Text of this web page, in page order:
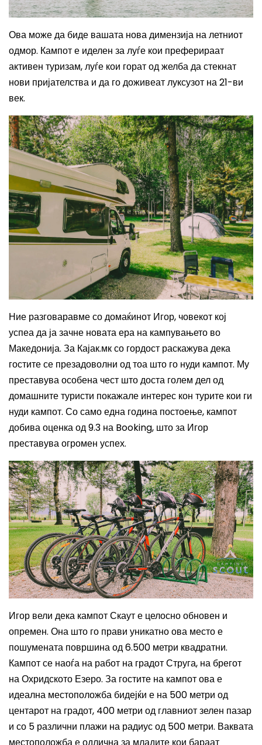
Ова може да биде вашата нова димензија на летниот
одмор. Кампот е иделен за луѓе кои преферираат
активен туризам, луѓе кои горат од желба да стекнат
нови пријателства и да го доживеат луксузот на 21-ви
век.
Ние разговаравме со домаќинот Игор, човекот кој
успеа да ја зачне новата ера на кампувањето во
Македонија. За Кајак.мк со гордост раскажува дека
гостите се презадоволни од тоа што го нуди кампот. Му
преставува особена чест што доста голем дел од
домашните туристи покажале интерес кон турите кои ги
нуди кампот. Со само една година постоење, кампот
добива оценка од 9.3 на Booking, што за Игор
преставува огромен успех.
Игор вели дека кампот Скаут е целосно обновен и
опремен. Она што го прави уникатно ова место е
пошумената површина од 6.500 метри квадратни.
Кампот се наоѓа на работ на градот Струга, на брегот
на Охридското Езеро. За гостите на кампот ова е
идеална местоположба бидејќи е на 500 метри од
центарот на градот, 400 метри од главниот зелен пазар
и со 5 различни плажи на радиус од 500 метри. Ваквата
местоположба е одлична за младите кои бараат